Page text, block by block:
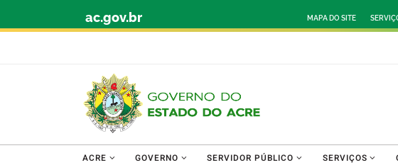
ac.gov.br MAPA DO SITE
ACRE GOVERNO SERVIDOR PÚBLICO SERVIÇOS